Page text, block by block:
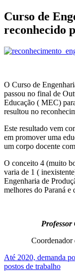
Curso de
reconhecido
O Curso de
passou no final de
Educação ( MEC)
resultou no
Este resultado vem
em promover uma
um corpo docente
O conceito 4 (muito
varia de 1 (
Engenharia de
melhores do Paraná e
Professor
Coordenador
Até 2020, demanda
postos de trabalho